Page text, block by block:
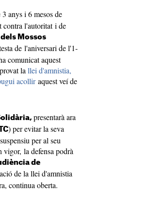
anys i 6 mesos de
contra l'autoritat i de
Mossos
de l'aniversari de l'1-
comunicat aquest
la llei d'amnistia,
acolliraquest veí de
presentarà ara
) per evitar la seva
per al seu
la defensa podrà
de
de la llei d'amnistia
continua oberta.